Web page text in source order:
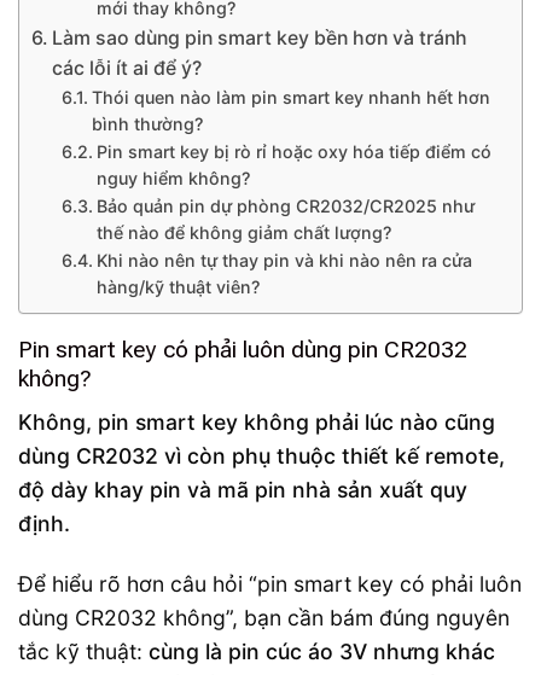
mới thay không?
Làm sao dùng pin smart key bền hơn và tránh
các lỗi ít ai để ý?
Thói quen nào làm pin smart key nhanh hết hơn
bình thường?
Pin smart key bị rò rỉ hoặc oxy hóa tiếp điểm có
nguy hiểm không?
Bảo quản pin dự phòng CR2032/CR2025 như
thế nào để không giảm chất lượng?
Khi nào nên tự thay pin và khi nào nên ra cửa
hàng/kỹ thuật viên?
Pin smart key có phải luôn dùng pin CR2032
không?
Không, pin smart key không phải lúc nào cũng
dùng CR2032 vì còn phụ thuộc thiết kế remote,
độ dày khay pin và mã pin nhà sản xuất quy
định.
Để hiểu rõ hơn câu hỏi “pin smart key có phải luôn
dùng CR2032 không”, bạn cần bám đúng nguyên
tắc kỹ thuật: cùng là pin cúc áo 3V nhưng khác